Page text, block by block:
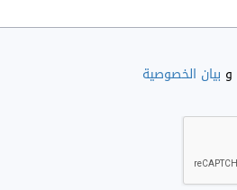
و بيان الخصوصية